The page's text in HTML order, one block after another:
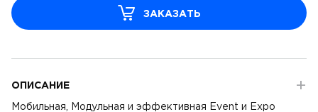
ЗАКАЗАТЬ
ОПИСАНИЕ
Мобильная, Модульная и эффективная Event и Expo